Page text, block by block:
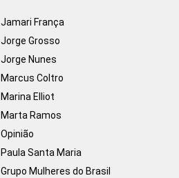
Jamari França
Jorge Grosso
Jorge Nunes
Marcus Coltro
Marina Elliot
Marta Ramos
Opinião
Paula Santa Maria
Grupo Mulheres do Brasil